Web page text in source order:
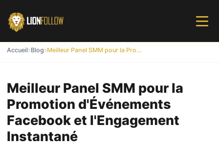
Accueil Blog Meilleur Panel SMM pour la Promotion d'Événements Facebook et l'Engagement Instantané
Meilleur Panel SMM pour la
Promotion d'Événements
Facebook et l'Engagement
Instantané